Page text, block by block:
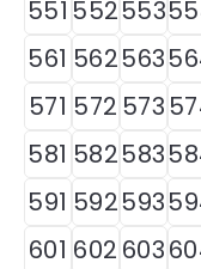
551 552553
561 562563
571 572 573
581 582583
591 592593
601 602 603